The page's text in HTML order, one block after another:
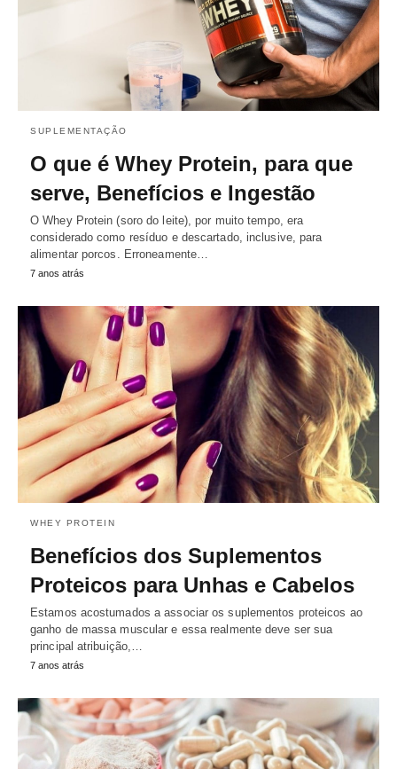
SUPLEMENTAÇÃO
O que é Whey Protein, para que
serve, Benefícios e Ingestão
O Whey Protein (soro do leite), por muito tempo, era
considerado como resíduo e descartado, inclusive, para
alimentar porcos. Erroneamente…
7 anos atrás
WHEY PROTEIN
Benefícios dos Suplementos
Proteicos para Unhas e Cabelos
Estamos acostumados a associar os suplementos proteicos ao
ganho de massa muscular e essa realmente deve ser sua
principal atribuição,…
7 anos atrás